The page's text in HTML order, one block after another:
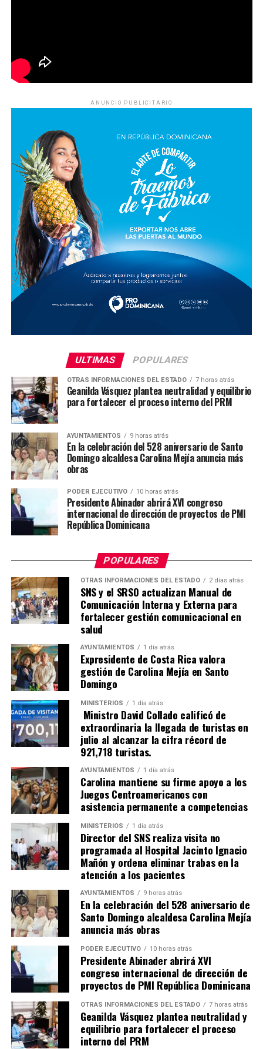
ANUNCIO PUBLICITARIO
ULTIMAS POPULARES
OTRAS INFORMACIONES DEL ESTADO 7 horas atrás
Geanilda Vásquez plantea neutralidad y equilibrio
para fortalecer el proceso interno del PRM
AYUNTAMIENTOS 9 horas atrás
En la celebración del 528 aniversario de Santo
Domingo alcaldesa Carolina Mejía anuncia más
obras
PODER EJECUTIVO 10 horas atrás
Presidente Abinader abrirá XVI congreso
internacional de dirección de proyectos de PMI
República Dominicana
POPULARES
OTRAS INFORMACIONES DEL ESTADO 2 días atrás
SNS y el SRSO actualizan Manual de
Comunicación Interna y Externa para
fortalecer gestión comunicacional en
salud
AYUNTAMIENTOS 1 día atrás
Expresidente de Costa Rica valora
gestión de Carolina Mejía en Santo
Domingo
MINISTERIOS 1 día atrás
Ministro David Collado calificó de
extraordinaria la llegada de turistas en
julio al alcanzar la cifra récord de
921,718 turistas.
AYUNTAMIENTOS 1 día atrás
Carolina mantiene su firme apoyo a los
Juegos Centroamericanos con
asistencia permanente a competencias
MINISTERIOS 1 día atrás
Director del SNS realiza visita no
programada al Hospital Jacinto Ignacio
Mañón y ordena eliminar trabas en la
atención a los pacientes
AYUNTAMIENTOS 9 horas atrás
En la celebración del 528 aniversario de
Santo Domingo alcaldesa Carolina Mejía
anuncia más obras
PODER EJECUTIVO 10 horas atrás
Presidente Abinader abrirá XVI
congreso internacional de dirección de
proyectos de PMI República Dominicana
OTRAS INFORMACIONES DEL ESTADO 7 horas atrás
Geanilda Vásquez plantea neutralidad y
equilibrio para fortalecer el proceso
interno del PRM